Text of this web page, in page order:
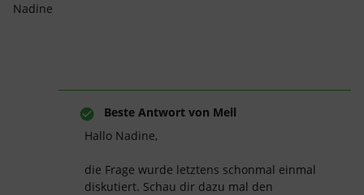
Nadine
Beste Antwort von Mell
Hallo Nadine,
die Frage wurde letztens schonmal einmal
diskutiert. Schau dir dazu mal den